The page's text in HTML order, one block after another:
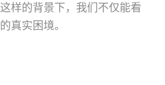
样的背景下，我们不仅能看
真实困境。